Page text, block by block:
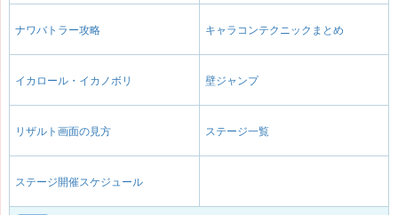
ナワバトラー攻略 キャラコンテクニックまとめ
イカロール・イカノボリ 壁ジャンプ
リザルト画面の見方 ステージ一覧
ステージ開催スケジュール